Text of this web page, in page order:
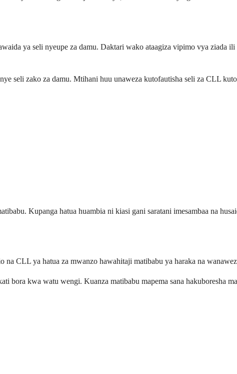
ya seli nyeupe za damu. Daktari wako ataagiza vipimo vya ziada
seli zako za damu. Mtihani huu unaweza kutofautisha seli za CLL
Kupanga hatua huambia ni kiasi gani saratani imesambaa na
CLL ya hatua za mwanzo hawahitaji matibabu ya haraka na
kwa watu wengi. Kuanza matibabu mapema sana hakuboresha